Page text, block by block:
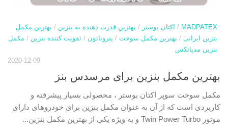
MADPATEX
/ اکتان بوستر / بهترین قدرت دهنده به بنزین / بهترین مکمل
بنزین ایرانی / بهترین مکمل سوخت / پترونانون / تقویت کننده بنزین / مکمل
بنزین مدپاتکس
2020-12-09
بهترین مکمل بنزین برای مرسدس بنز
مکمل سوخت سوپر اکتان بوستر ، محصولی بسیار پیشرفته و
کاربردی است که از آن به عنوان مکمل بنزین برای خودروهای دارای
موتور Twin Power Turbo و به ویژه یکی از بهترین مکمل بنزین...